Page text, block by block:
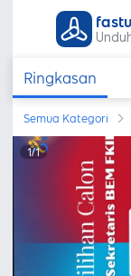
Ringkasan
Semua Kategori
1/1